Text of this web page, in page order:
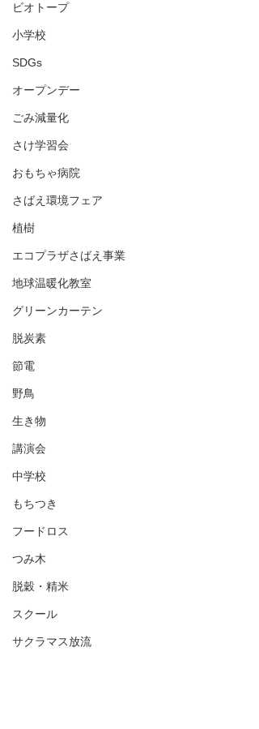
ビオトープ
小学校
SDGs
オープンデー
ごみ減量化
さけ学習会
おもちゃ病院
さばえ環境フェア
植樹
エコプラザさばえ事業
地球温暖化教室
グリーンカーテン
脱炭素
節電
野鳥
生き物
講演会
中学校
もちつき
フードロス
つみ木
脱穀・精米
スクール
サクラマス放流